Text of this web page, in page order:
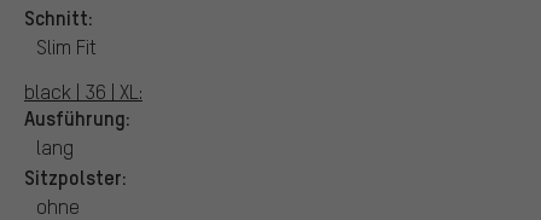
Schnitt:
Slim Fit
black | 36 | XL:
Ausführung:
lang
Sitzpolster:
ohne